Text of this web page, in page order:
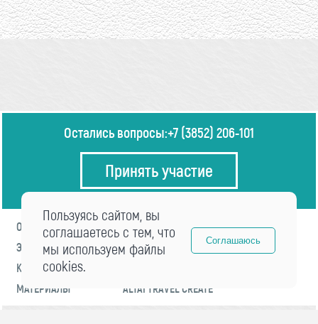
Остались вопросы:+7 (3852) 206-101
Принять участие
О ФОРУМЕ
ПРОГРАММА
ЭКСПЕРТЫ
НОВОСТИ
КОНТАКТЫ
МАТЕРИАЛЫ
ALTAI TRAVEL CREATE
Пользуясь сайтом, вы
соглашаетесь с тем, что
мы используем файлы
cookies.
Соглашаюсь